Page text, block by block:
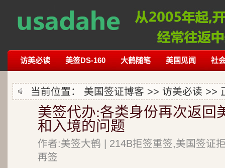
访美必读 美签DS-160 大鹤随笔 美国见闻 社
当前位置： 美国签证博客 >> 访美必读 >>
美签代办:各类身份再次返回
和入境的问题
作者:美签大鹤 | 214B拒签重签,美国签证
再签